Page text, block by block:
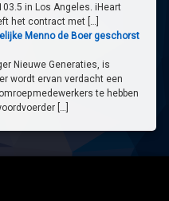
in Los Angeles. iHeart
het contract met […]
Menno de Boer geschorst
Nieuwe Generaties, is
wordt ervan verdacht een
te hebben
[…]